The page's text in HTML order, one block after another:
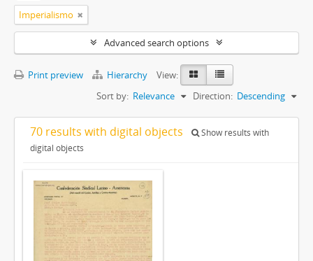
Imperialismo
Advanced search options
Print preview Hierarchy
View:
Sort by: Relevance Direction: Descending
70 results with digital objects
Show results with
digital objects